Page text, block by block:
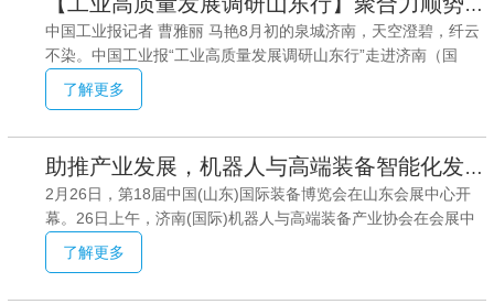
【工业高质量发展调研山东行】聚合力顺势而生 汇众智大国制造——解码济南（国际）机器人与高端装备产业协会
中国工业报记者 曹雅丽 马艳8月初的泉城济南，天空澄碧，纤云
不染。中国工业报“工业高质量发展调研山东行”走进济南（国
际）机器人与高端装备产业协会（以下简称高端装备协会），深
度解码高端装备协会实施产业链配套发展、助力我国高端装备工
装备协会会议室，“永远跟党走，制造强国创yiliu”“构筑新发展格
局，打造国际化平台”的条幅让人眼前一亮，彰显了高端装备协会
为制造强国建设贡献力量的定位和使命。“高端装备协会的灵魂是
党的领导、部委的重托，成立伊始我们即确立了永远跟党走、制
造强国创一流的办会宗旨。”
了解更多
助推产业发展，机器人与高端装备智能化发展大会举行
2月26日，第18届中国(山东)国际装备博览会在山东会展中心开
幕。26日上午，济南(国际)机器人与高端装备产业协会在会展中
心同期举办机器人与高端装备智能化产业发展大会，探讨高端装
备产业发展方向。现场，法国蓝格赛与湖南万鑫精工，中科苏州
了解更多